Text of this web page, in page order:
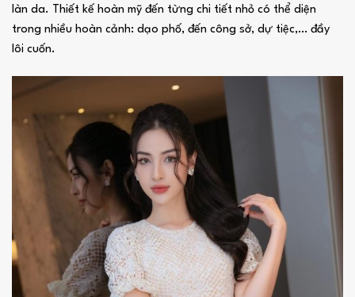
làn da. Thiết kế hoàn mỹ đến từng chi tiết nhỏ có thể diện
trong nhiều hoàn cảnh: dạo phố, đến công sở, dự tiệc,… đầy
lôi cuốn.